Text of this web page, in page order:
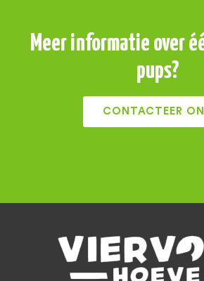
Meer informatie over
pups?
CONTACTEER